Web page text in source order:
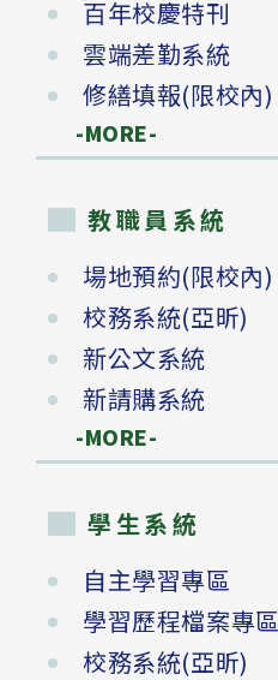
百年校慶特刊
雲端差勤系統
修繕填報(限校內)
-MORE-
教職員系統
場地預約(限校內)
校務系統(亞昕)
新公文系統
新請購系統
-MORE-
學生系統
自主學習專區
學習歷程檔案專區
校務系統(亞昕)